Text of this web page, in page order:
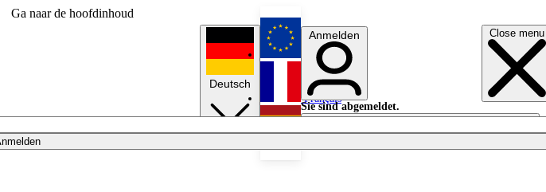
Ga naar de hoofdinhoud
Close menu
Deutsch
English
Français
Anmelden
Sie sind abgemeldet.
Anmelden
Licht aus